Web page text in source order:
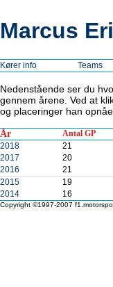
Marcus
Kører info Teams
Nedenstående ser du
gennem årene. Ved at
og placeringer han
År Antal GP
2018
21
2017
20
2016
21
2015
19
2014
16
Copyright ©1997-2007